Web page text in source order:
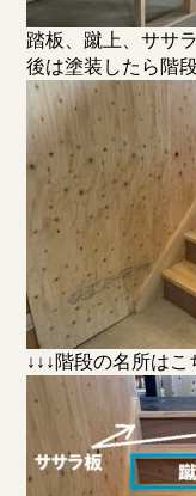
踏板、蹴上、ササ
後は塗装したら階
↓↓↓階段の名所はこ